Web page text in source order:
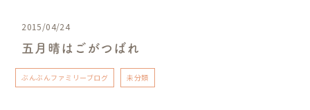
2015/04/24
五月晴はごがつばれ
ぶんぶんファミリーブログ 未分類